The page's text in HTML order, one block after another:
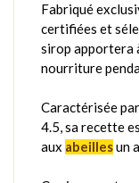
Fabriqué
certifiées et
sirop apportera
nourriture
Caractérisée
4.5, sa recette
aux abeillesun